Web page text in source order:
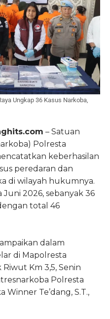
Ungkap 36 Kasus Narkoba,
– Satuan
Polresta
keberhasilan
peredaran dan
di wilayah hukumnya.
2026, sebanyak 36
total 46
dalam
di Mapolresta
Riwut Km 3,5, Senin
Polresta
Winner Te’dang, S.T.,